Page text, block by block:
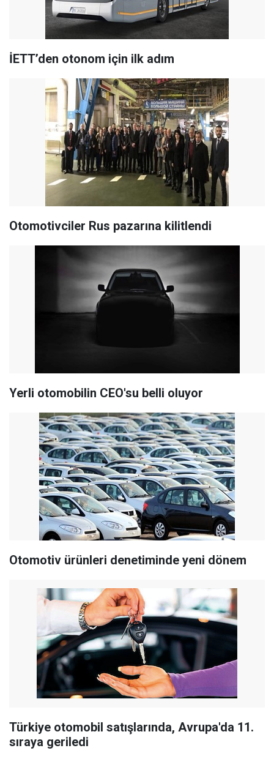
İETT’den otonom için ilk adım
Otomotivciler Rus pazarına kilitlendi
Yerli otomobilin CEO'su belli oluyor
Otomotiv ürünleri denetiminde yeni dönem
Türkiye otomobil satışlarında, Avrupa'da 11.
sıraya geriledi